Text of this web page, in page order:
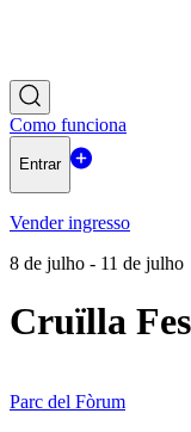
Como funciona
Entrar
Vender ingresso
8 de julho - 11 de julho
Cruïlla
Parc del Fòrum